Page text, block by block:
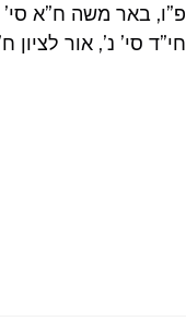
פ”ו, באר משה ח”א
חי”ד סי’ נ’, אור לציון